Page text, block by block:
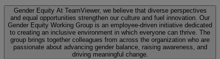
Gender Equity At TeamViewer, we believe that diverse perspectives
and equal opportunities strengthen our culture and fuel innovation. Our
Gender Equity Working Group is an employee-driven initiative dedicated
to creating an inclusive environment in which everyone can thrive. The
group brings together colleagues from across the organization who are
passionate about advancing gender balance, raising awareness, and
driving meaningful change.